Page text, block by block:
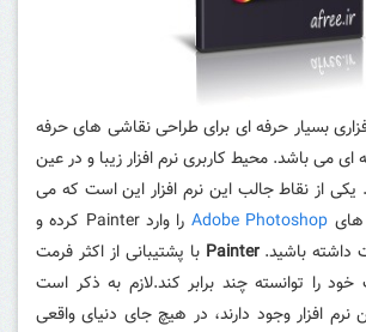
بسیار حرفه ای برای طراحی نقاشی های حرفه
ای می باشد. محیط کاربری نرم افزار زیبا و در عین
یکی از نقاط جالب این نرم افزار این است که می
های
را واردPainter
کرده و
داشته باشید.Painter با پشتیبانی از اکثر فرمت
را توانسته چند برابر کند.لازم به ذکر است
افزار وجود دارند، در هیچ جای دنیای واقعی